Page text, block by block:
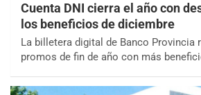
Cuenta DNI cierra el año con
los beneficios de diciembre
La billetera digital de Banco Provincia
promos de fin de año con más